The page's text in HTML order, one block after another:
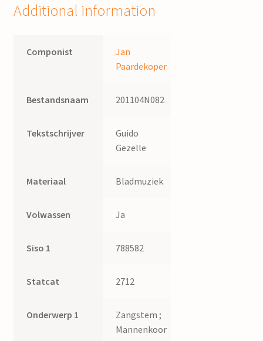
Paardekoper
Goch
Additional information
Componist
Jan
Paardekoper
Bestandsnaam 201104N082
Tekstschrijver
Guido
Gezelle
Materiaal Bladmuziek
Volwassen Ja
Siso 1 788582
Statcat 2712
Onderwerp 1
Zangstem ;
Mannenkoor